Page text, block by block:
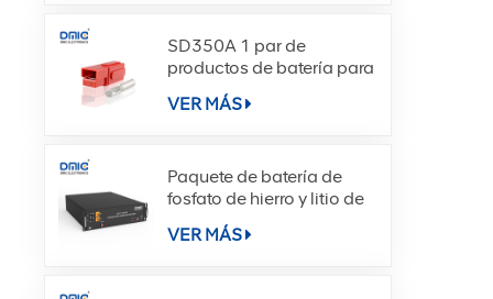
SD350A 1 par de
productos de batería para
montacargas DC Power
VER MÁS
Paquete de batería de
fosfato de hierro y litio de
celda de batería HN-L5
VER MÁS